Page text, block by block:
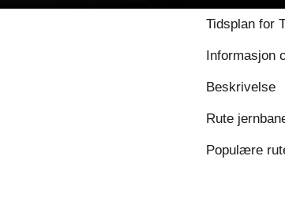
Tidsplan for
Informasjon
Beskrivelse
Rute
Populære
8.9 / 10